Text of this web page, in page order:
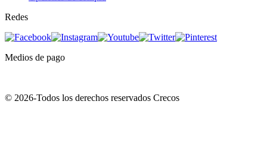
Redes
Medios de pago
© 2026-Todos los derechos reservados Crecos